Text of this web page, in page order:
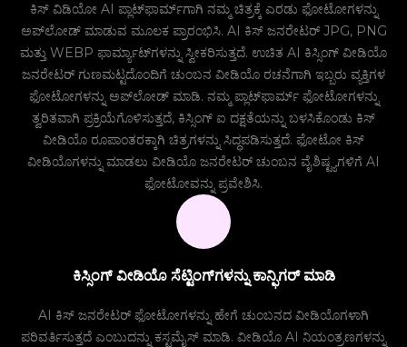
ಕಿಸ್ ವಿಡಿಯೋ AI ಪ್ಲಾಟ್‌ಫಾರ್ಮ್‌ಗಾಗಿ ನಮ್ಮ ಚಿತ್ರಕ್ಕೆ ಎರಡು ಫೋಟೋಗಳನ್ನು
ಅಪ್‌ಲೋಡ್ ಮಾಡುವ ಮೂಲಕ ಪ್ರಾರಂಭಿಸಿ. AI ಕಿಸ್ ಜನರೇಟರ್ JPG, PNG
ಮತ್ತು WEBP ಫಾರ್ಮ್ಯಾಟ್‌ಗಳನ್ನು ಸ್ವೀಕರಿಸುತ್ತದೆ. ಉಚಿತ AI ಕಿಸ್ಸಿಂಗ್ ವೀಡಿಯೊ
ಜನರೇಟರ್ ಗುಣಮಟ್ಟದೊಂದಿಗೆ ಚುಂಬನ ವೀಡಿಯೊ ರಚನೆಗಾಗಿ ಇಬ್ಬರು ವ್ಯಕ್ತಿಗಳ
ಫೋಟೋಗಳನ್ನು ಅಪ್‌ಲೋಡ್ ಮಾಡಿ. ನಮ್ಮ ಪ್ಲಾಟ್‌ಫಾರ್ಮ್ ಫೋಟೋಗಳನ್ನು
ತ್ವರಿತವಾಗಿ ಪ್ರಕ್ರಿಯೆಗೊಳಿಸುತ್ತದೆ, ಕಿಸ್ಸಿಂಗ್ ಐ ದಕ್ಷತೆಯನ್ನು ಬಳಸಿಕೊಂಡು ಕಿಸ್
ವೀಡಿಯೊ ರೂಪಾಂತರಕ್ಕಾಗಿ ಚಿತ್ರಗಳನ್ನು ಸಿದ್ಧಪಡಿಸುತ್ತದೆ. ಫೋಟೋ ಕಿಸ್
ವೀಡಿಯೊಗಳನ್ನು ಮಾಡಲು ವೀಡಿಯೊ ಜನರೇಟರ್ ಚುಂಬನ ವೈಶಿಷ್ಟ್ಯಗಳಿಗೆ AI
ಫೋಟೋವನ್ನು ಪ್ರವೇಶಿಸಿ.
ಕಿಸ್ಸಿಂಗ್ ವೀಡಿಯೊ ಸೆಟ್ಟಿಂಗ್‌ಗಳನ್ನು ಕಾನ್ಫಿಗರ್ ಮಾಡಿ
AI ಕಿಸ್ ಜನರೇಟರ್ ಫೋಟೋಗಳನ್ನು ಹೇಗೆ ಚುಂಬನದ ವೀಡಿಯೊಗಳಾಗಿ
ಪರಿವರ್ತಿಸುತ್ತದೆ ಎಂಬುದನ್ನು ಕಸ್ಟಮೈಸ್ ಮಾಡಿ. ವೀಡಿಯೊ AI ನಿಯಂತ್ರಣಗಳನ್ನು